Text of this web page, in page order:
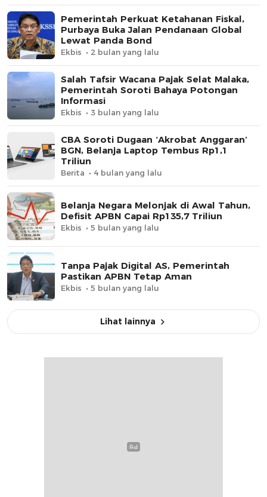
Pemerintah Perkuat Ketahanan Fiskal,
Purbaya Buka Jalan Pendanaan Global
Lewat Panda Bond
Ekbis 2 bulan yang lalu
Salah Tafsir Wacana Pajak Selat Malaka,
Pemerintah Soroti Bahaya Potongan
Informasi
Ekbis 3 bulan yang lalu
CBA Soroti Dugaan ‘Akrobat Anggaran’
BGN, Belanja Laptop Tembus Rp1,1
Triliun
Berita 4 bulan yang lalu
Belanja Negara Melonjak di Awal Tahun,
Defisit APBN Capai Rp135,7 Triliun
Ekbis 5 bulan yang lalu
Tanpa Pajak Digital AS, Pemerintah
Pastikan APBN Tetap Aman
Ekbis 5 bulan yang lalu
Lihat lainnya